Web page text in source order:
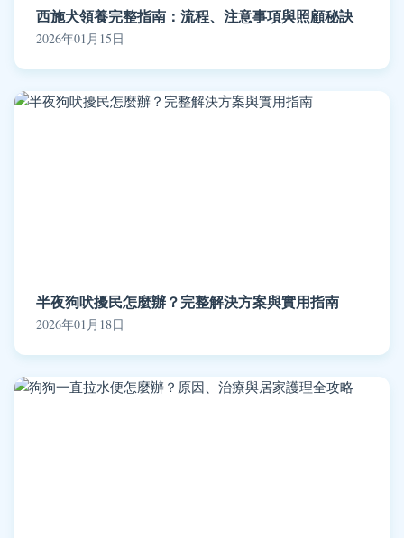
西施犬領養完整指南：流程、注意事項與照顧秘訣
2026年01月15日
半夜狗吠擾民怎麼辦？完整解決方案與實用指南
2026年01月18日